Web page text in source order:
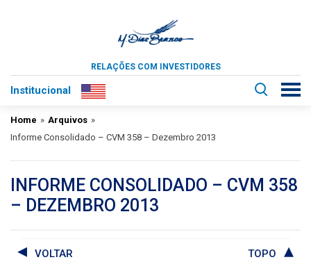
RELAÇÕES COM INVESTIDORES
Institucional
Home » Arquivos »
Informe Consolidado – CVM 358 – Dezembro 2013
INFORME CONSOLIDADO – CVM 358
– DEZEMBRO 2013
VOLTAR TOPO